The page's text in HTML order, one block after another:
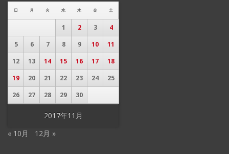
2017年11月
日 月 火 水 木 金 土
1 2 3
4
5
6 7 8 9 10
11
12
13 14 15 16 17
18
19
20 21 22 23 24
25
26
27 28 29 30
« 10月 12月 »